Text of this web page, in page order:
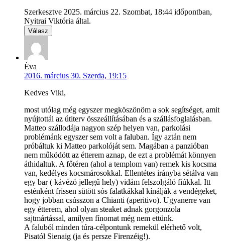
Szerkesztve 2025. március 22. Szombat, 18:44 időpontban,
Nyitrai Viktória által.
Válasz
Éva
2016. március 30. Szerda, 19:15
Kedves Viki,
most utólag még egyszer megköszönöm a sok segítséget, amit
nyújtottál az útiterv összeállításában és a szállásfoglalásban.
Matteo szállodája nagyon szép helyen van, parkolási
problémánk egyszer sem volt a faluban. Így aztán nem
próbáltuk ki Matteo parkolóját sem. Magában a panzióban
nem működött az étterem aznap, de ezt a problémát könnyen
áthidaltuk. A főtéren (ahol a templom van) remek kis kocsma
van, kedélyes kocsmárosokkal. Ellentétes irányba sétálva van
egy bar ( kávézó jellegű hely) vidám felszolgáló fiúkkal. Itt
esténként frissen sütött sós falatkákkal kínálják a vendégeket,
hogy jobban csússzon a Chianti (aperitivo). Ugyanerre van
egy étterem, ahol olyan steaket adnak gorgonzola
sajtmártással, amilyen fínomat még nem ettünk.
A faluból minden túra-célpontunk remekül elérhető volt,
Pisatól Sienaig (ja és persze Firenzéig!).